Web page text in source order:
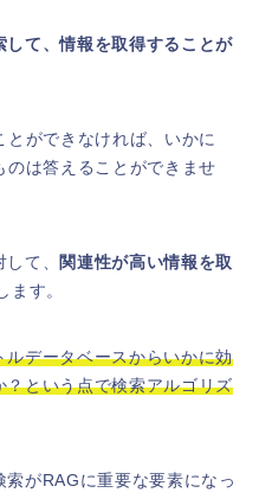
して、情報を取得することが
とができなければ、いかに
のは答えることができませ
て、
関連性が高い情報を取
ます。
データベースからいかに効
という点で検索アルゴリズ
がRAGに重要な要素になっ